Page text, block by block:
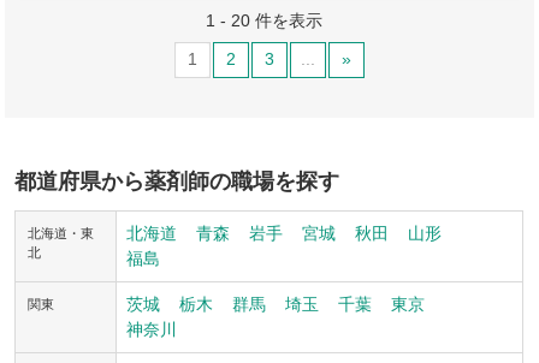
1 - 20 件を表示
1 2 3 ... »
都道府県から薬剤師の職場を探す
北海道・東
北
北海道 青森 岩手 宮城 秋田
山形
福島
関東 茨城 栃木 群馬 埼玉 千葉
東京
神奈川